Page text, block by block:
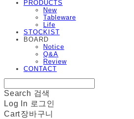
PRODUCTS
New
Tableware
Life
STOCKIST
BOARD
Notice
Q&A
Review
CONTACT
Search 검색
Log In 로그인
Cart장바구니